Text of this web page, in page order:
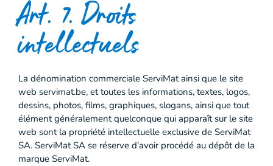
Art. 7. Droits
intellectuels
La dénomination commerciale ServiMat ainsi que le site
web servimat.be, et toutes les informations, textes, logos,
dessins, photos, films, graphiques, slogans, ainsi que tout
élément généralement quelconque qui apparaît sur le site
web sont la propriété intellectuelle exclusive de ServiMat
SA. ServiMat SA se réserve d’avoir procédé au dépôt de la
marque ServiMat.